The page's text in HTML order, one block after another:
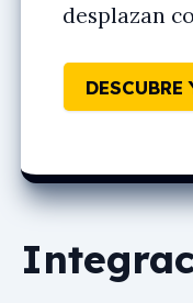
desplazan